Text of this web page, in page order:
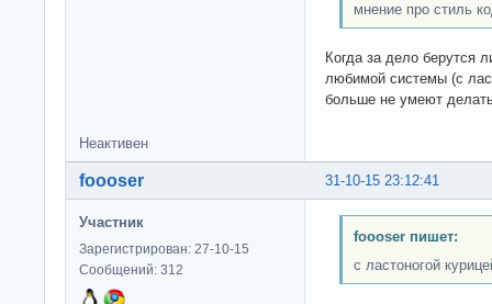
мнение про стиль
Когда за дело берутся
любимой системы (с
больше не умеют
Неактивен
31-10-15 23:12:41
foooser
Участник
Зарегистрирован: 27-10-15
Сообщений: 312
foooser пишет:
с ластоногой